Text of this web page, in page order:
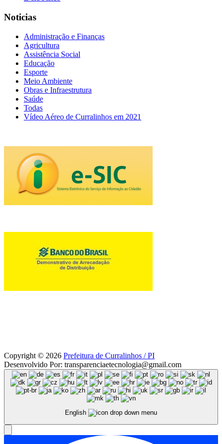
Noticias
Administração e Finanças
Agricultura
Assistência Social
Educação
Esporte
Meio Ambiente
Obras e Infraestrutura
Saúde
Todas
Vídeo Aéreo de Curralinhos em 2021
Copyright © 2026 Prefeitura de Curralinhos / PI
Desenvolvido Por: transparenciaetecnologia@gmail.com
English